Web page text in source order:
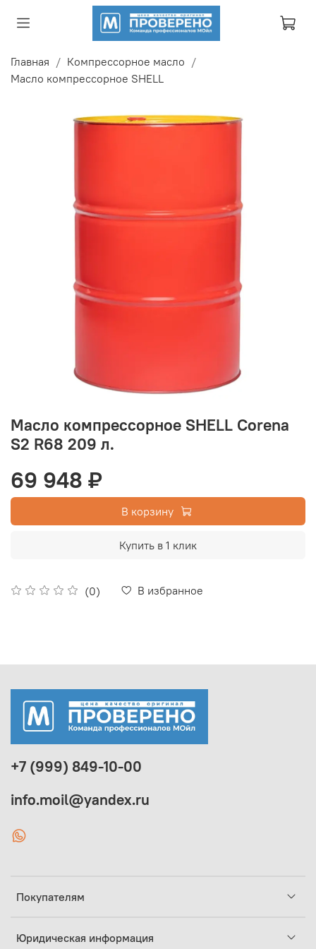
Главная
Компрессорное масло
Масло компрессорное SHELL
Масло компрессорное SHELL Corena
S2 R68 209 л.
(0) В избранное
69 948 ₽
В корзину
Купить в 1 клик
Покупателям
Юридическая информация
+7 (999) 849-10-00
info.moil@yandex.ru